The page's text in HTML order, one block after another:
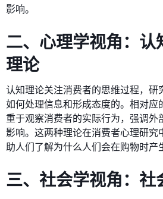
影响。
二、心理学视角：认
理论
认知理论关注消费者的思维过程，研
如何处理信息和形成态度的。相对应
重于观察消费者的实际行为，强调外
影响。这两种理论在消费者心理研究
助人们了解为什么人们会在购物时产
三、社会学视角：社